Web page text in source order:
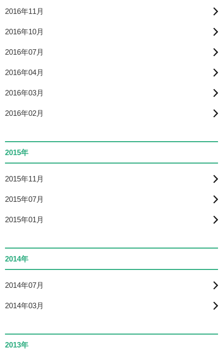
2016年11月
2016年10月
2016年07月
2016年04月
2016年03月
2016年02月
2015年
2015年11月
2015年07月
2015年01月
2014年
2014年07月
2014年03月
2013年